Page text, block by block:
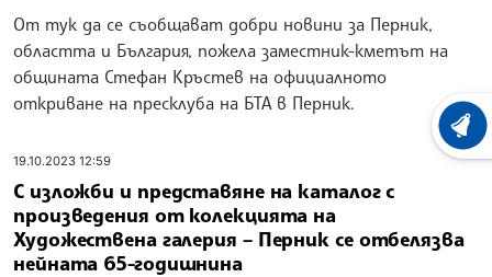
От тук да се съобщават добри новини за Перник,
областта и България, пожела заместник-кметът на
общината Стефан Кръстев на официалното
откриване на пресклуба на БТА в Перник.
19.10.2023 12:59
С изложби и представяне на каталог с
произведения от колекцията на
Художествена галерия – Перник се отбелязва
нейната 65-годишнина